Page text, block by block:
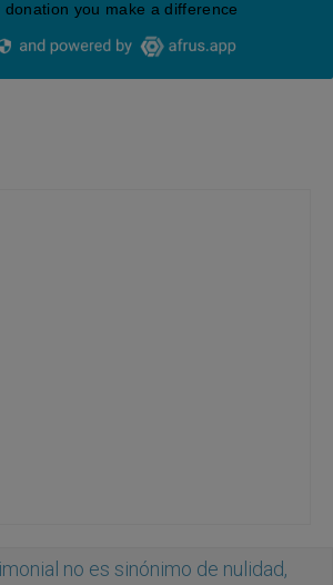
no es sinónimo de nulidad,